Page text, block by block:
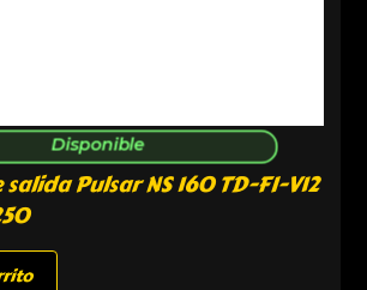
Disponible
Pulsar NS 160 TD-FI-V12